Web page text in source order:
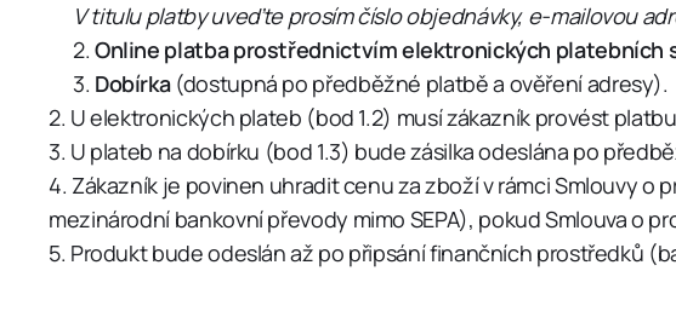
V titulu platby uveďte prosím číslo objednávky, e-mailovou
Online platba prostřednictvím elektronických platebních
Dobírka(dostupná po předběžné platbě a ověření adresy).
U elektronických plateb (bod 1.2) musí zákazník provést
U plateb na dobírku (bod 1.3) bude zásilka odeslána po
Zákazník je povinen uhradit cenu za zboží v rámci Smlouvy o
mezinárodní bankovní převody mimo SEPA), pokud Smlouva o
Produkt bude odeslán až po připsání finančních prostředků